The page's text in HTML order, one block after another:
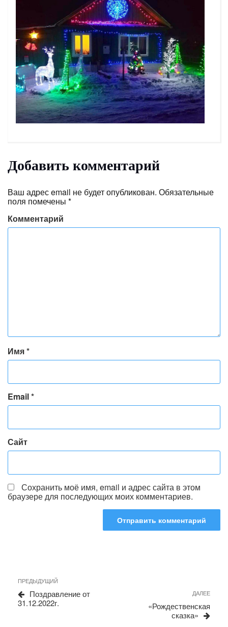
Добавить комментарий
Ваш адрес email не будет опубликован. Обязательные
поля помечены *
Комментарий
Имя*
Email*
Сайт
Сохранить моё имя, email и адрес сайта в этом
браузере для последующих моих комментариев.
Навигация
по
записям
Предыдущая
запись
ПРЕДЫДУЩИЙ
Поздравление от
31.12.2022г.
ДАЛЕЕ
«Рождественская
сказка»